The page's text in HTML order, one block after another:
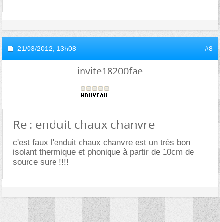
21/03/2012, 13h08 #8
invite18200fae
Re : enduit chaux chanvre
c'est faux l'enduit chaux chanvre est un trés bon
isolant thermique et phonique à partir de 10cm de
source sure !!!!